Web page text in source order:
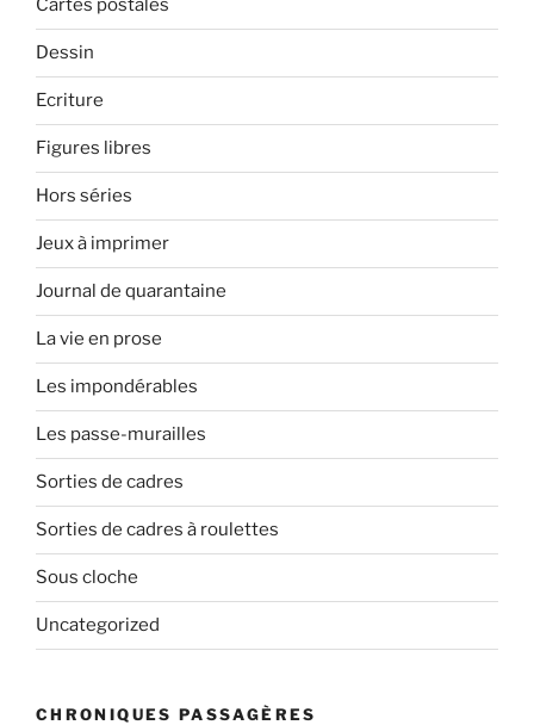
Cartes postales
Dessin
Ecriture
Figures libres
Hors séries
Jeux à imprimer
Journal de quarantaine
La vie en prose
Les impondérables
Les passe-murailles
Sorties de cadres
Sorties de cadres à roulettes
Sous cloche
Uncategorized
CHRONIQUES PASSAGÈRES